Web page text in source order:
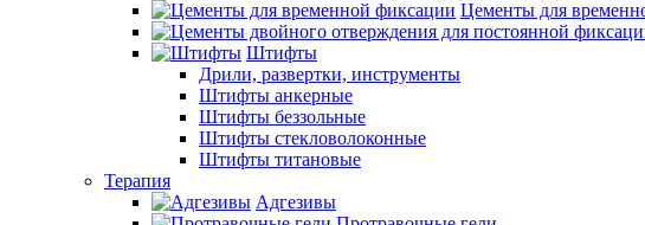
Цементы для
Штифты
Дрили, развертки, инструменты
Штифты анкерные
Штифты беззольные
Штифты стекловолоконные
Штифты титановые
Терапия
Адгезивы